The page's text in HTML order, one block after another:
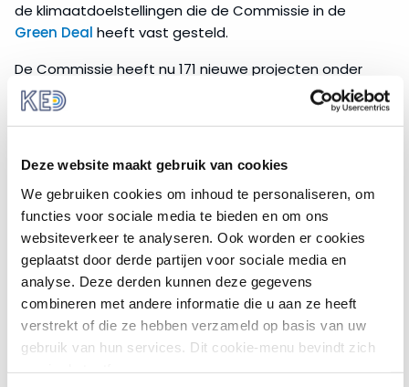
Deze website maakt gebruik van cookies
We gebruiken cookies om inhoud te personaliseren, om
functies voor sociale media te bieden en om ons
websiteverkeer te analyseren. Ook worden er cookies
geplaatst door derde partijen voor sociale media en
analyse. Deze derden kunnen deze gegevens
combineren met andere informatie die u aan ze heeft
verstrekt of die ze hebben verzameld op basis van uw
gebruik van hun services. Dit cookie-menu bevindt zich
de klimaatdoelstellingen die de Commissie in de
Green Deal heeft vast gesteld.
De Commissie heeft nu 171 nieuwe projecten onder
het LIFE-programma goedgekeurd. Deze projecten zijn
gezamenlijk € 396 miljoen waard. Daarmee zijn de
Nederlandse projecten onder
LIFE
Het LIFE-programma bestaat uit vier thematische
onderdelen, namelijk natuur en biodiversiteit, circulaire
economie en levenskwaliteit, klimaatmitigatie en
klimaatadaptatie en transitie naar schone energie.
Net als vorige jaren nemen Nederlandse partijen ook
dit jaar deel aan een groot aantal succesvolle LIFE-
projecten.